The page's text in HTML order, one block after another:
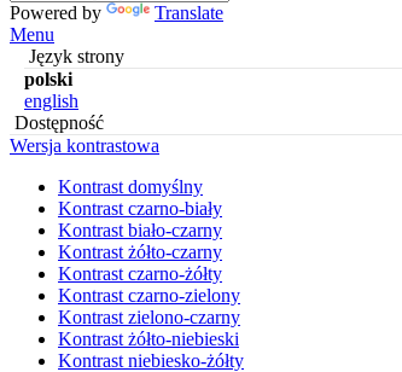
Powered by
Translate
Menu
Język strony
polski
english
Dostępność
Wersja kontrastowa
Kontrast domyślny
Kontrast czarno-biały
Kontrast biało-czarny
Kontrast żółto-czarny
Kontrast czarno-żółty
Kontrast czarno-zielony
Kontrast zielono-czarny
Kontrast żółto-niebieski
Kontrast niebiesko-żółty